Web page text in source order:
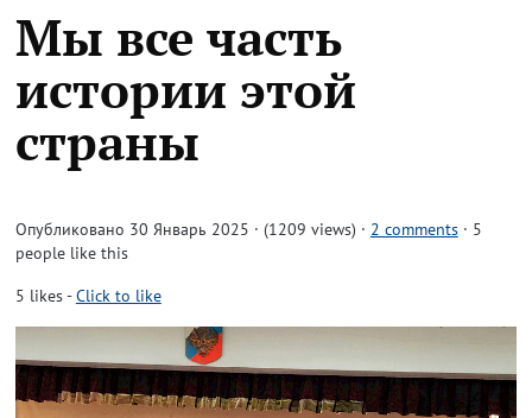
Мы все часть
истории этой
страны
Опубликовано 30 Январь 2025 · (1209 views) · 2 comments · 5
people like this
5 likes-Click to like